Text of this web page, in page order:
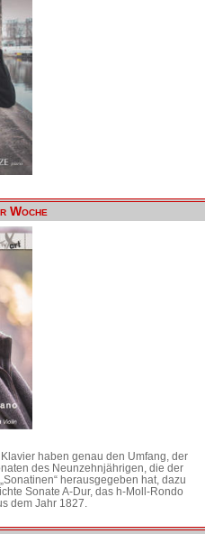
Woche
haben genau den Umfang, der
des Neunzehnjährigen, die der
herausgegeben hat, dazu
Sonate A-Dur, das h-Moll-Rondo
dem Jahr 1827.